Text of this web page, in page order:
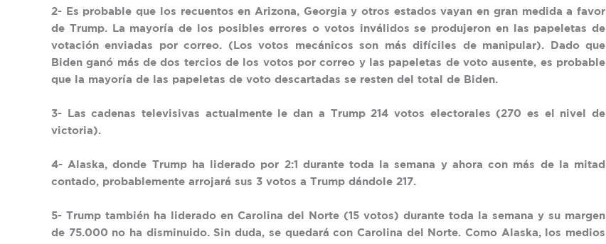
2- Es probable que los recuentos en Arizona, Georgia y otros estados vayan en gran medida a favor
de Trump. La mayoría de los posibles errores o votos inválidos se produjeron en las papeletas de
votación enviadas por correo. (Los votos mecánicos son más difíciles de manipular). Dado que
Biden ganó más de dos tercios de los votos por correo y las papeletas de voto ausente, es probable
que la mayoría de las papeletas de voto descartadas se resten del total de Biden.
3- Las cadenas televisivas actualmente le dan a Trump 214 votos electorales (270 es el nivel de
victoria).
4- Alaska, donde Trump ha liderado por 2:1 durante toda la semana y ahora con más de la mitad
contado, probablemente arrojará sus 3 votos a Trump dándole 217.
5- Trump también ha liderado en Carolina del Norte (15 votos) durante toda la semana y su margen
de 75.000 no ha disminuido. Sin duda, se quedará con Carolina del Norte. Como Alaska, los medios